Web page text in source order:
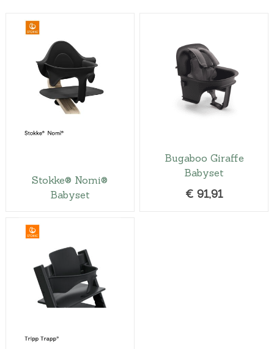
Stokke® Nomi®
Babyset
Bugaboo Giraffe
Babyset
€ 91,91